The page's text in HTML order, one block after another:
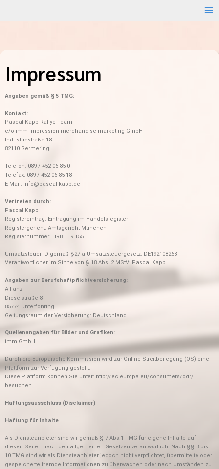
Impressum
Angaben gemäß § 5 TMG:
Kontakt:
Pascal Kapp Rallye-Team
c/o imm impression merchandise marketing GmbH
Industriestraße 18
82110 Germering
Telefon: 089 / 452 06 85-0
Telefax: 089 / 452 06 85-18
E-Mail: info@pascal-kapp.de
Vertreten durch:
Pascal Kapp
Registereintrag: Eintragung im Handelsregister
Registergericht: Amtsgericht München
Registernummer: HRB 119 155
Umsatzsteuer-ID gemäß §27 a Umsatzsteuergesetz: DE192108263
Verantwortlicher im Sinne von § 18 Abs. 2 MStV: Pascal Kapp
Angaben zur Berufshaftpflichtversicherung:
Allianz
Dieselstraße 8
85774 Unterföhring
Geltungsraum der Versicherung: Deutschland
Quellenangaben für Bilder und Grafiken:
imm GmbH
Durch die Europäische Kommission wird zur Online-Streitbeilegung (OS) eine
Plattform zur Verfügung gestellt.
Diese Plattform können Sie unter: http://ec.europa.eu/consumers/odr/
besuchen.
Haftungsausschluss (Disclaimer)
Haftung für Inhalte
Als Diensteanbieter sind wir gemäß § 7 Abs.1 TMG für eigene Inhalte auf
diesen Seiten nach den allgemeinen Gesetzen verantwortlich. Nach §§ 8 bis
10 TMG sind wir als Diensteanbieter jedoch nicht verpflichtet, übermittelte oder
gespeicherte fremde Informationen zu überwachen oder nach Umständen zu